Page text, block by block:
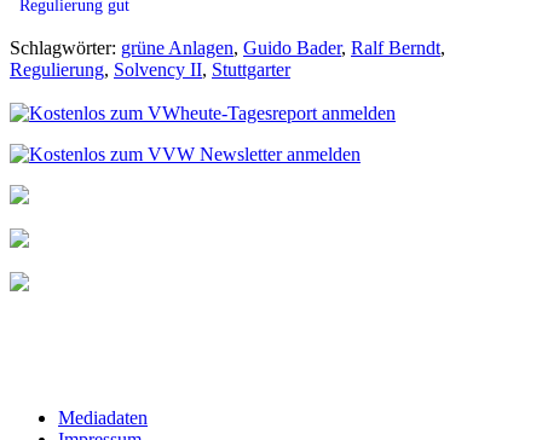
Regulierung gut
Schlagwörter: grüne Anlagen, Guido Bader, Ralf Berndt,
Regulierung, Solvency II, Stuttgarter
Mediadaten